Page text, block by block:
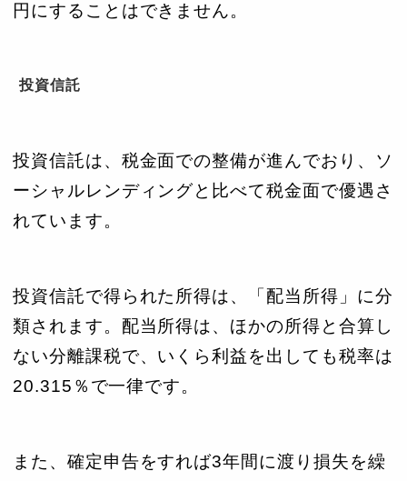
円にすることはできません。
投資信託
投資信託は、税金面での整備が進んでおり、ソ
ーシャルレンディングと比べて税金面で優遇さ
れています。
投資信託で得られた所得は、「配当所得」に分
類されます。配当所得は、ほかの所得と合算し
ない分離課税で、いくら利益を出しても税率は
20.315％で一律です。
また、確定申告をすれば3年間に渡り損失を繰